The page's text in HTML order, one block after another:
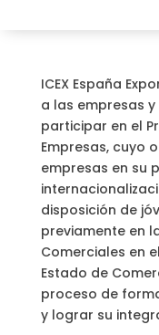
ICEX España
a las empresas
participar en el
Empresas, cuyo
empresas en su
disposición de
previamente en
Comerciales en
Estado de
proceso de
y lograr su